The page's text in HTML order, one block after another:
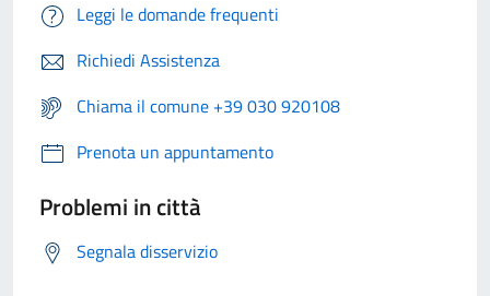
Leggi le domande frequenti
Richiedi Assistenza
Chiama il comune +39 030 920108
Prenota un appuntamento
Problemi in città
Segnala disservizio